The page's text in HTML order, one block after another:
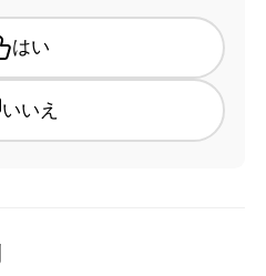
はい
いいえ